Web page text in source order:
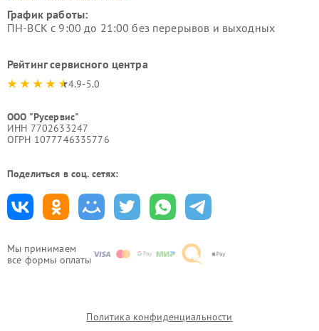
Мы принимаем
все формы оплаты
График работы:
ПН-ВСК с 9:00 до 21:00 без перерывов и выходных
Рейтинг сервисного центра
4.9-5.0
ООО "Русервис"
ИНН 7702633247
ОГРН 1077746335776
Поделиться в соц. сетях:
Политика конфиденциальности